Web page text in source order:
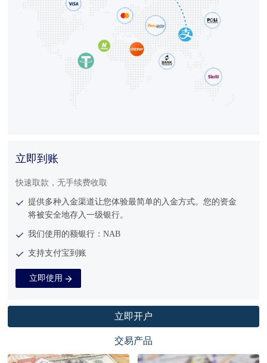
立即到账
快速取款，无手续费收取
提供多种入金渠道让您体验最简单的入金方式。您的资金
将被安全地存入一级银行。
我们使用的额银行：NAB
支持支付宝到账
立即使用
立即开户
交易产品